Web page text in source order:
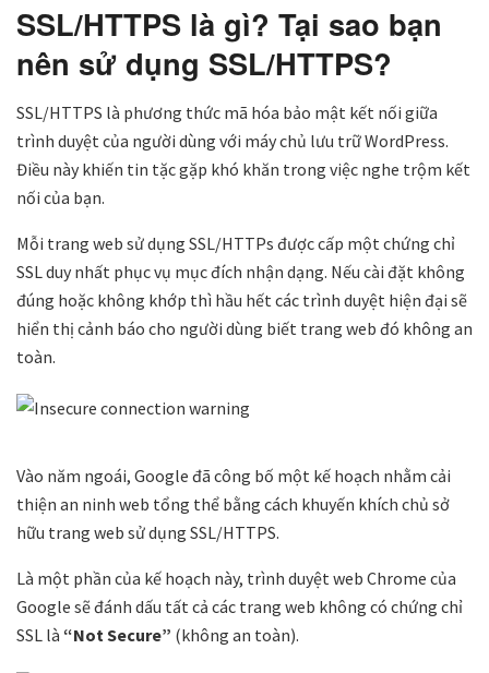
SSL/HTTPS là gì? Tại sao bạn
nên sử dụng SSL/HTTPS?
SSL/HTTPS là phương thức mã hóa bảo mật kết nối giữa
trình duyệt của người dùng với máy chủ lưu trữ WordPress.
Điều này khiến tin tặc gặp khó khăn trong việc nghe trộm kết
nối của bạn.
Mỗi trang web sử dụng SSL/HTTPs được cấp một chứng chỉ
SSL duy nhất phục vụ mục đích nhận dạng. Nếu cài đặt không
đúng hoặc không khớp thì hầu hết các trình duyệt hiện đại sẽ
hiển thị cảnh báo cho người dùng biết trang web đó không an
toàn.
Vào năm ngoái, Google đã công bố một kế hoạch nhằm cải
thiện an ninh web tổng thể bằng cách khuyến khích chủ sở
hữu trang web sử dụng SSL/HTTPS.
Là một phần của kế hoạch này, trình duyệt web Chrome của
Google sẽ đánh dấu tất cả các trang web không có chứng chỉ
SSL là “Not Secure” (không an toàn).